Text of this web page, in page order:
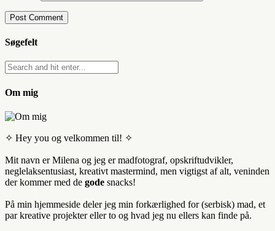
Søgefelt
Om mig
✧ Hey you og velkommen til! ✧
Mit navn er Milena og jeg er madfotograf, opskriftudvikler,
neglelaksentusiast, kreativt mastermind, men vigtigst af alt, veninden
der kommer med de gode snacks!
På min hjemmeside deler jeg min forkærlighed for (serbisk) mad, et
par kreative projekter eller to og hvad jeg nu ellers kan finde på.